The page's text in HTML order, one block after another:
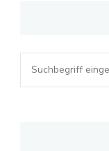
Looking
for